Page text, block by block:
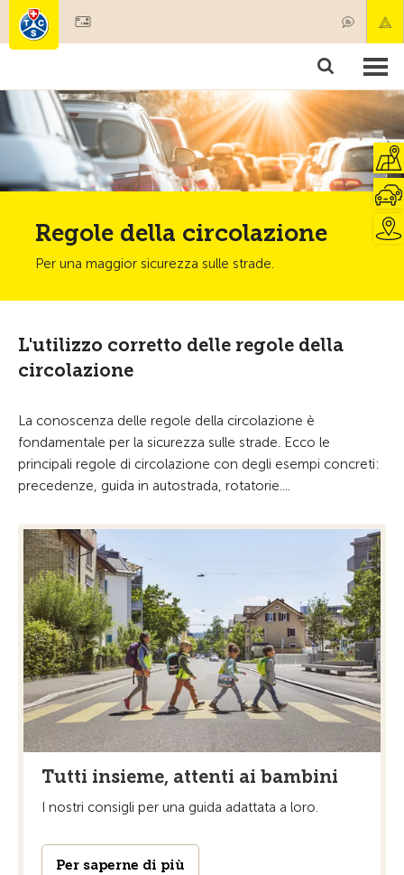
Societariato & prestazioni
Test, sicurezza & salute
Regole della circolazione
Per una maggior sicurezza sulle strade.
L'utilizzo corretto delle regole della
circolazione
La conoscenza delle regole della circolazione è
fondamentale per la sicurezza sulle strade. Ecco le
principali regole di circolazione con degli esempi concreti:
precedenze, guida in autostrada, rotatorie....
Tutti insieme, attenti ai bambini
I nostri consigli per una guida adattata a loro.
Per saperne di più